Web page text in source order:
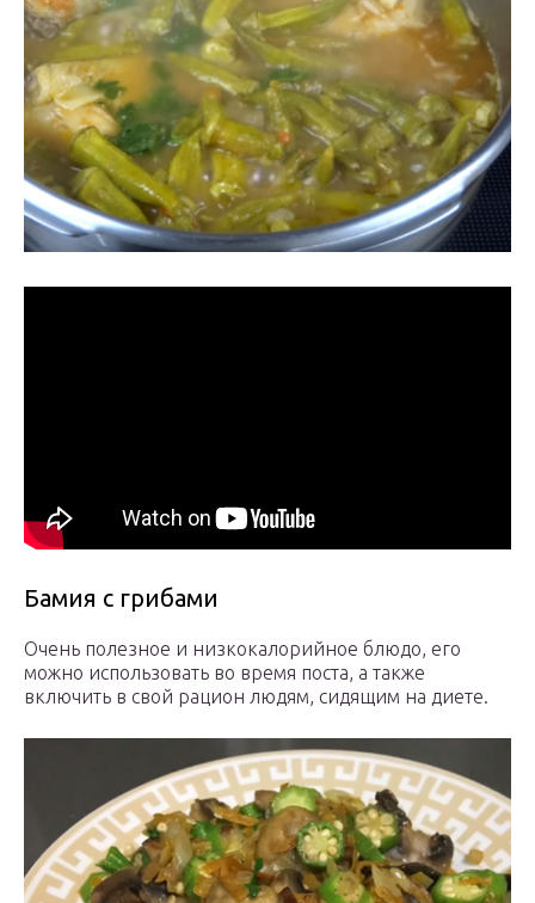
Бамия с грибами
Очень полезное и низкокалорийное блюдо, его
можно использовать во время поста, а также
включить в свой рацион людям, сидящим на диете.